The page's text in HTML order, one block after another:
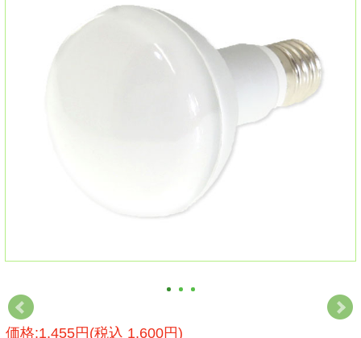
価格:1,455円(税込 1,600円)